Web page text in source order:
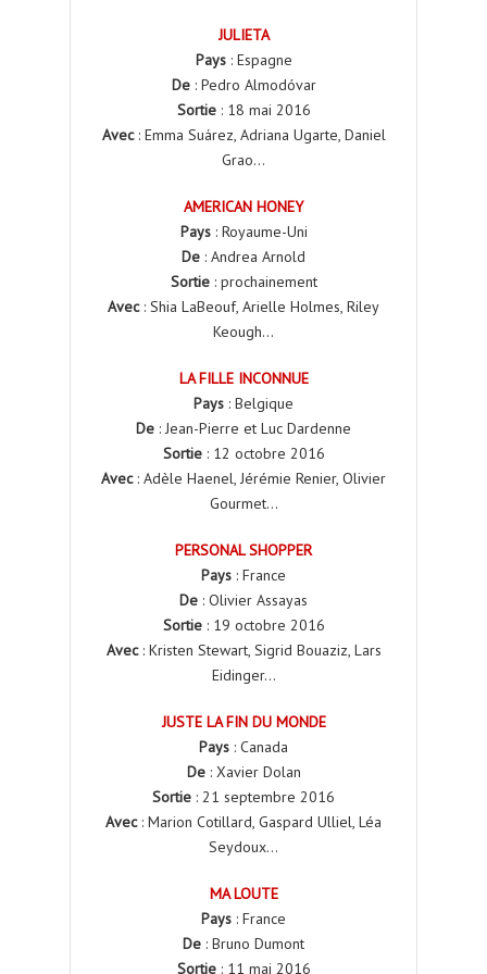
JULIETA
Pays: Espagne
De: Pedro Almodóvar
Sortie: 18 mai 2016
Avec: Emma Suárez, Adriana Ugarte, Daniel
Grao…
AMERICAN HONEY
Pays: Royaume-Uni
De : Andrea Arnold
Sortie: prochainement
Avec: Shia LaBeouf, Arielle Holmes, Riley
Keough…
LA FILLE INCONNUE
Pays : Belgique
De : Jean-Pierre et Luc Dardenne
Sortie: 12 octobre 2016
Avec: Adèle Haenel, Jérémie Renier, Olivier
Gourmet…
PERSONAL SHOPPER
Pays : France
De : Olivier Assayas
Sortie: 19 octobre 2016
Avec: Kristen Stewart, Sigrid Bouaziz, Lars
Eidinger…
JUSTE LA FIN DU MONDE
Pays : Canada
De: Xavier Dolan
Sortie : 21 septembre 2016
Avec: Marion Cotillard, Gaspard Ulliel, Léa
Seydoux…
MA LOUTE
Pays : France
De : Bruno Dumont
Sortie: 11 mai 2016